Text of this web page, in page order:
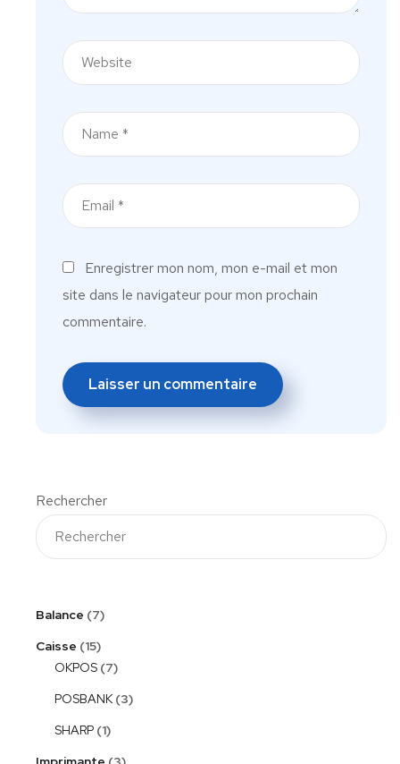
Enregistrer mon nom, mon e-mail et mon
site dans le navigateur pour mon prochain
commentaire.
Rechercher
Balance
7
Caisse
15
OKPOS 7
POSBANK 3
SHARP 1